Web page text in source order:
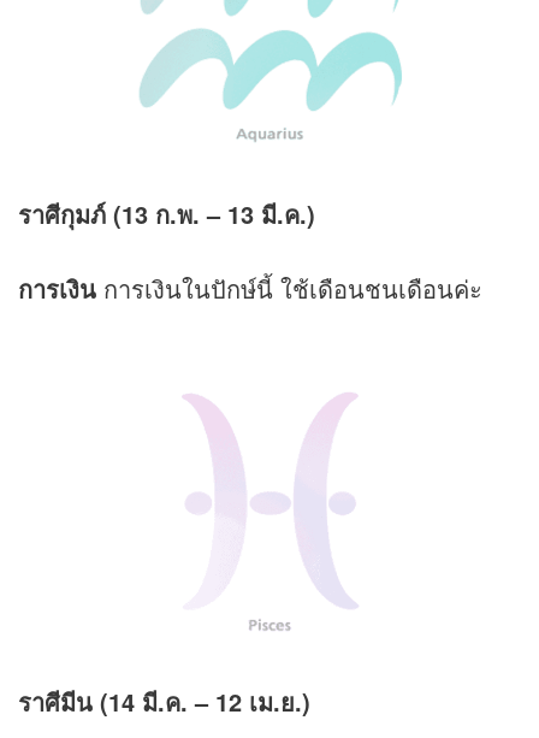
ราศีกุมภ์ (13 ก.พ.– 13 มี.ค.)
การเงิน การเงินในปักษ์นี้ ใช้เดือนชนเดือนค่ะ
ราศีมีน (14 มี.ค.– 12 เม.ย.)